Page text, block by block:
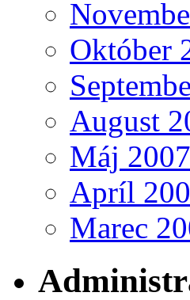
Október
August
Máj 2007
Apríl
Marec